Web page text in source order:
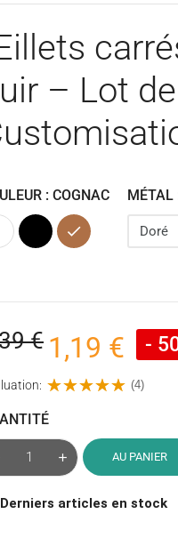
– Lot
: COGNAC
Noir Cognac
MÉTAL
€ 1,19 € -
(4)
AU PANIER
Derniers articles en stock